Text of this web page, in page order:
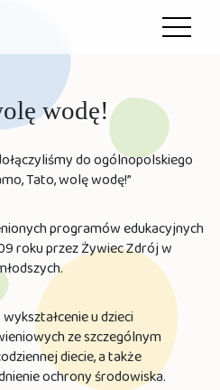
Otwórz
wodę!
do ogólnopolskiego
Tato, wolę wodę!”
programów edukacyjnych
roku przez Żywiec Zdrój w
u dzieci
ze szczególnym
diecie, a także
ochrony środowiska.